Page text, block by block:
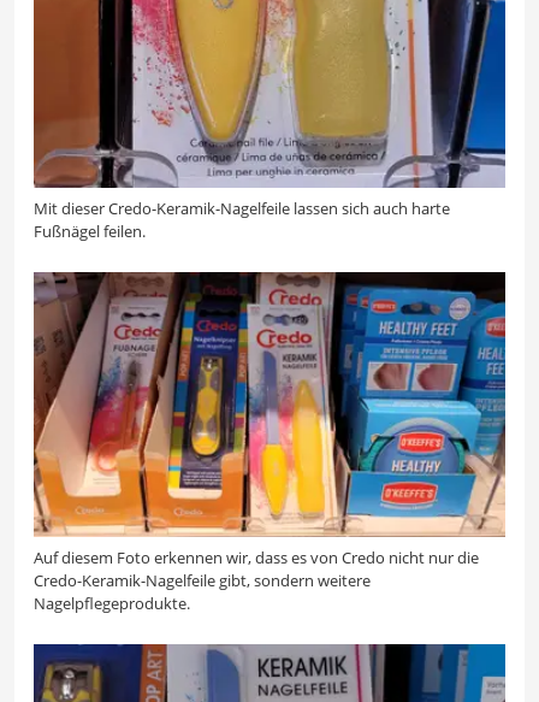
Mit dieser Credo-Keramik-Nagelfeile lassen sich auch harte
Fußnägel feilen.
Auf diesem Foto erkennen wir, dass es von Credo nicht nur die
Credo-Keramik-Nagelfeile gibt, sondern weitere
Nagelpflegeprodukte.